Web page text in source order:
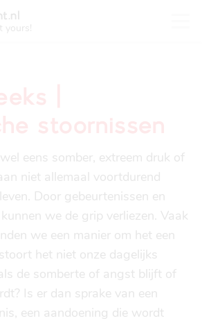
yours!
for tenants and landlords
address
in maastricht
disposal in maastricht
support
eens somber, extreem druk of
niet allemaal voortdurend
Door gebeurtenissen en
we de grip verliezen. Vaak
we een manier om het een
het niet onze dagelijks
de somberte of angst blijft of
Is er dan sprake van een
een aandoening die wordt